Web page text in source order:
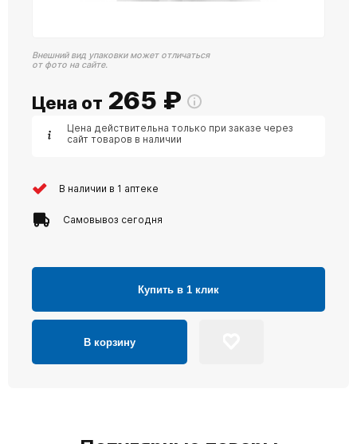
Внешний вид упаковки может отличаться
от фото на сайте.
Цена от 265 ₽
Цена действительна только при заказе через
сайт товаров в наличии
В наличии в 1 аптеке
Самовывоз сегодня
Купить в 1 клик
В корзину